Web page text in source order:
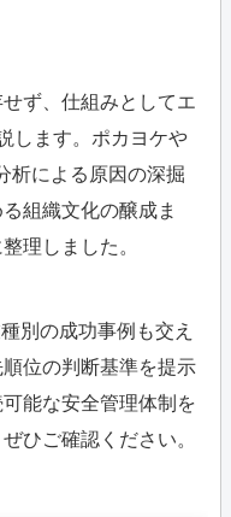
ず、仕組みとしてエ
します。ポカヨケや
析による原因の深掘
組織文化の醸成ま
理しました。
別の成功事例も交え
位の判断基準を提示
能な安全管理体制を
ひご確認ください。